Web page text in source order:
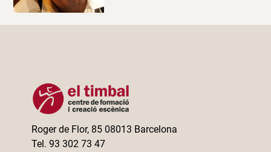
Roger de Flor, 85 08013 Barcelona
Tel. 93 302 73 47